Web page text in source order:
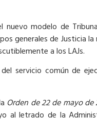
nuevo modelo de
generales de Justicia
a los LAJs.
servicio común de
Orden de 22 de mayo
al letrado de la